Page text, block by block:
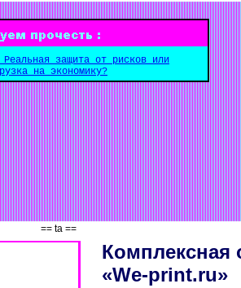
защита от рисков или
на экономику?
== ta ==
Комплексная
«We-print.ru»